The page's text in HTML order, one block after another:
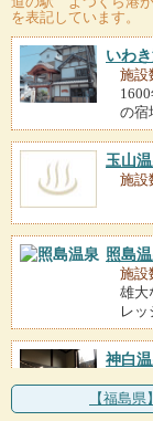
を表記しています。
いわ
施設
の宿
玉山
施設
照島
施設
雄大
レッ
神白
【福島